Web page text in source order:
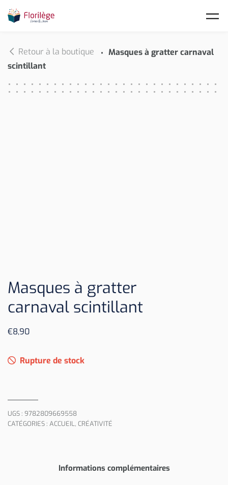
Retour à la boutique
Masques à gratter carnaval
scintillant
Masques à gratter
carnaval scintillant
€8,90
Rupture de stock
UGS : 9782809669558
CATÉGORIES : ACCUEIL, CRÉATIVITÉ
Informations complémentaires